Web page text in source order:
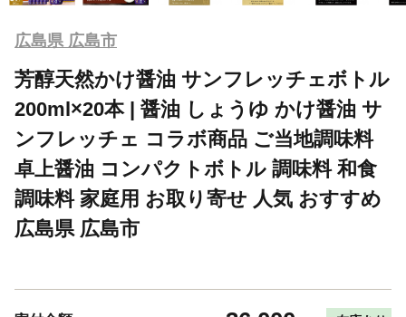
広島県 広島市
芳醇天然かけ醤油 サンフレッチェボトル
200ml×20本 | 醤油 しょうゆ かけ醤油 サ
ンフレッチェ コラボ商品 ご当地調味料
卓上醤油 コンパクトボトル 調味料 和食
調味料 家庭用 お取り寄せ 人気 おすすめ
広島県 広島市